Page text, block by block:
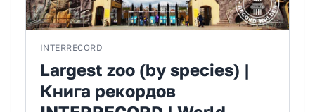
INTERRECORD
Largest zoo (by species) |
Книга рекордов